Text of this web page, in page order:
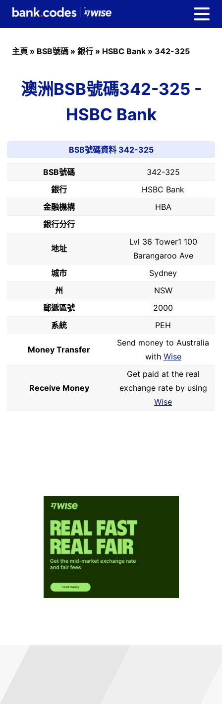
主頁 » BSB號碼 » 銀行 » HSBC Bank » 342-325
澳洲BSB號碼342-325 -
HSBC Bank
BSB號碼資料 342-325
BSB號碼
342-325
銀行
HSBC Bank
金融機構
HBA
銀行分行
地址
Lvl 36 Tower1 100
Barangaroo Ave
城市
Sydney
州
NSW
郵遞區號
2000
系統
PEH
Money Transfer
Send money to Australia
with Wise
Receive Money
Get paid at the real
exchange rate by using
Wise